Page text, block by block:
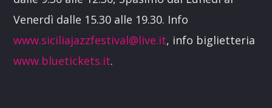
Venerdì dalle 15.30 alle 19.30. Info
www.siciliajazzfestival@live.it, info biglietteria
www.bluetickets.it.